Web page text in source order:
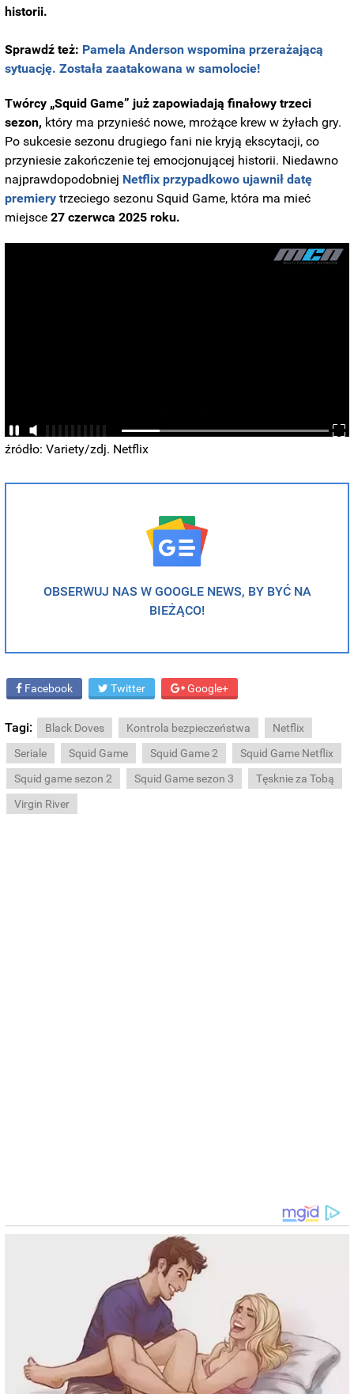
historii.
Sprawdź też: Pamela Anderson wspomina przerażającą
sytuację. Została zaatakowana w samolocie!
Twórcy „Squid Game” już zapowiadają finałowy trzeci
sezon, który ma przynieść nowe, mrożące krew w żyłach gry.
Po sukcesie sezonu drugiego fani nie kryją ekscytacji, co
przyniesie zakończenie tej emocjonującej historii. Niedawno
najprawdopodobniej Netflix przypadkowo ujawnił datę
premiery trzeciego sezonu Squid Game, która ma mieć
miejsce27 czerwca 2025 roku.
źródło: Variety/zdj. Netflix
OBSERWUJ NAS W GOOGLE NEWS, BY BYĆ NA
BIEŻĄCO!
Facebook Twitter Google+
Tagi: Black Doves Kontrola bezpieczeństwa
Netflix
Seriale
Squid Game Squid Game 2
Squid Game Netflix
Squid game sezon 2
Squid Game sezon 3
Tęsknie za Tobą
Virgin River